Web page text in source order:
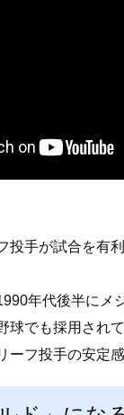
投手が試合を有
年代後半にメ
球でも採用されて
ーフ投手の安定